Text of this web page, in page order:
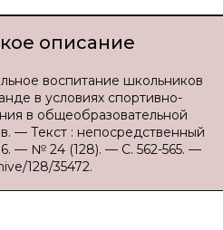
описание
воспитание школьников
в условиях спортивно-
в общеобразовательной
— Текст : непосредственный
— № 24 (128). — С. 562-565. —
128/35472.